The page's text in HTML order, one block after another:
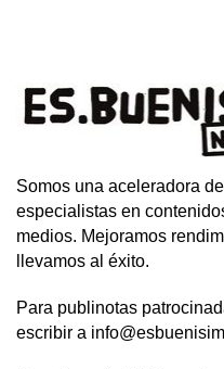
Somos una aceleradora
especialistas en
medios. Mejoramos
llevamos al éxito.
Para publinotas
escribir a